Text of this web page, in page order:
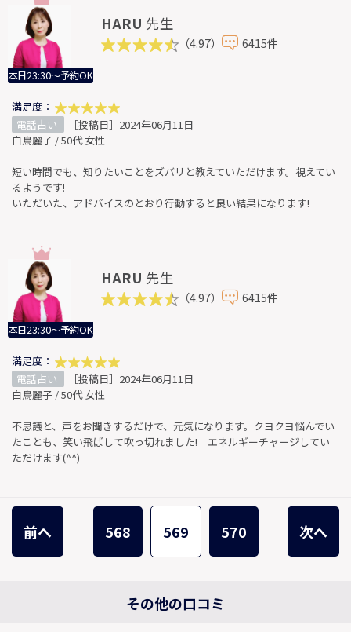
本日23:30～予約OK
HARU 先生
（4.97） 6415件
満足度：
電話占い
［投稿日］2024年06月11日
白鳥麗子 / 50代 女性
短い時間でも、知りたいことをズバリと教えていただけます。視えてい
るようです!
いただいた、アドバイスのとおり行動すると良い結果になります!
本日23:30～予約OK
HARU 先生
（4.97） 6415件
満足度：
電話占い
［投稿日］2024年06月11日
白鳥麗子 / 50代 女性
不思議と、声をお聞きするだけで、元気になります。クヨクヨ悩んでい
たことも、笑い飛ばして吹っ切れました! エネルギーチャージしてい
ただけます(^^)
前へ 568 569 570 次へ
その他の口コミ